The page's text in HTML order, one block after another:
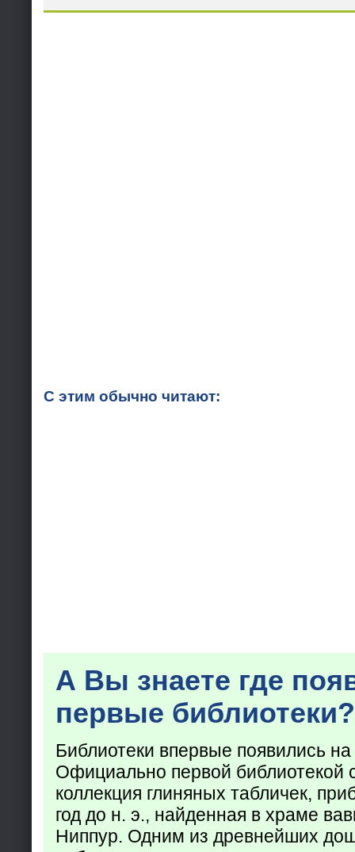
С этим обычно читают:
А Вы знаете где
первые библиотеки?
Библиотеки впервые появились
Официально первой библиотекой
коллекция глиняных табличек,
год до н. э., найденная в храме
Ниппур. Одним из древнейших